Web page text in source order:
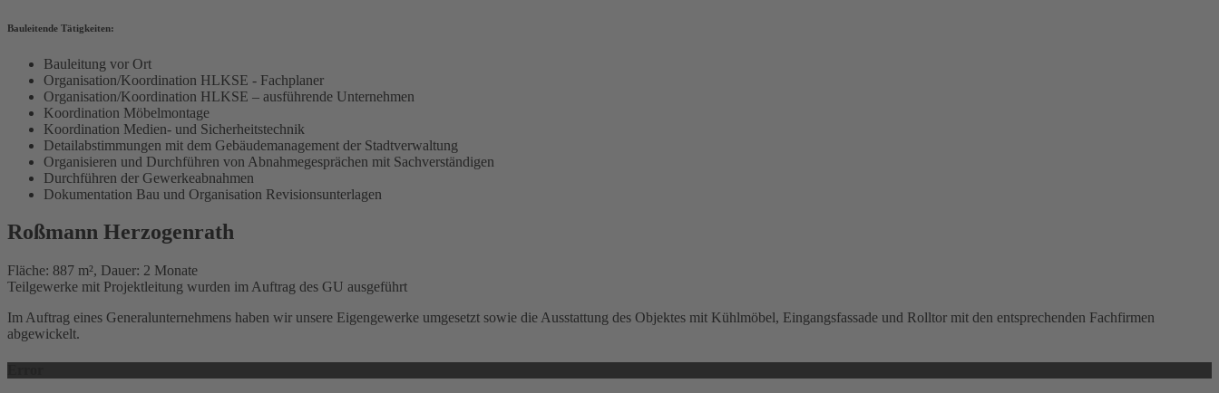
Bauleitende Tätigkeiten:
Bauleitung vor Ort
Organisation/Koordination HLKSE - Fachplaner
Organisation/Koordination HLKSE – ausführende Unternehmen
Koordination Möbelmontage
Koordination Medien- und Sicherheitstechnik
Detailabstimmungen mit dem Gebäudemanagement der Stadtverwaltung
Organisieren und Durchführen von Abnahmegesprächen mit Sachverständigen
Durchführen der Gewerkeabnahmen
Dokumentation Bau und Organisation Revisionsunterlagen
Roßmann Herzogenrath
Fläche: 887 m², Dauer: 2 Monate
Teilgewerke mit Projektleitung wurden im Auftrag des GU ausgeführt
Im Auftrag eines Generalunternehmens haben wir unsere Eigengewerke umgesetzt sowie die Ausstattung des Objektes mit Kühlmöbel, Eingangsfassade und Rolltor mit den entsprechenden Fachfirmen
abgewickelt.